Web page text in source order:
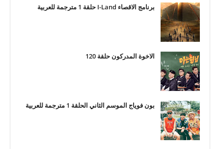
برنامج الاقصاء I-Land حلقة 1 مترجمة للعربية
الاخوة المدركون حلقة 120
بون فوياج الموسم الثاني الحلقة 1 مترجمة للعربية